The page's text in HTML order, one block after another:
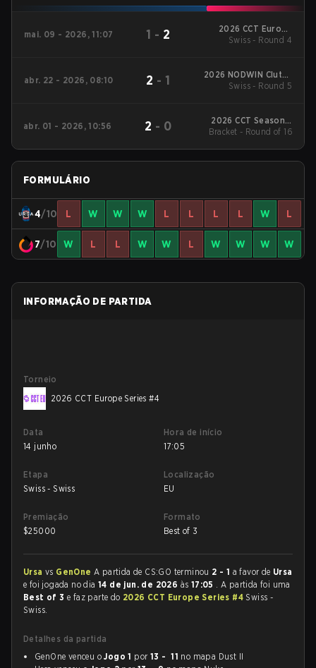
mai. 09 - 2026, 11:07 1 - 2
2026 CCT Europe
Series #1
Swiss - Round 4
abr. 22 - 2026, 08:10 2 - 1
2026 NODWIN Clutch
Series #7
Swiss - Round 5
abr. 01 - 2026, 10:56 2 - 0
2026 CCT Season 3
European Series #19
Bracket - Round of 16
FORMULÁRIO
4/10 L W W W L L L L W L
7/10 W L L W W L W W W W
INFORMAÇÃO DE PARTIDA
Torneio
2026 CCT Europe Series #4
Data
14 junho
Hora de início
17:05
Etapa
Swiss - Swiss
Localização
EU
Premiação
$25000
Formato
Best of 3
Ursa vs GenOneA partida de CS:GO terminou 2 - 1 a favor de Ursa
e foi jogada no dia 14 de jun. de 2026 às 17:05 . A partida foi uma
Best of 3 e faz parte do 2026 CCT Europe Series #4 Swiss -
Swiss.
Detalhes da partida
GenOne venceu oJogo 1 por 13 - 11 no mapa Dust II